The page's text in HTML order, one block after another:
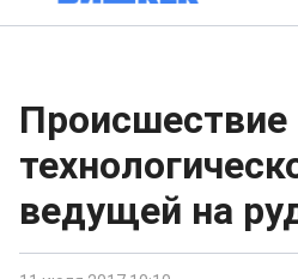
Происшествие
ведущей на